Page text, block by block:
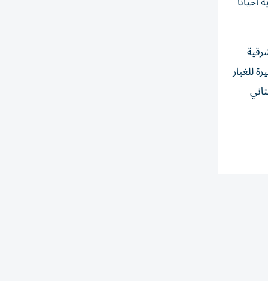
للغبار
العربي خفيف الموج ويحدث المدّ الأول الساعة 09:32 والثاني